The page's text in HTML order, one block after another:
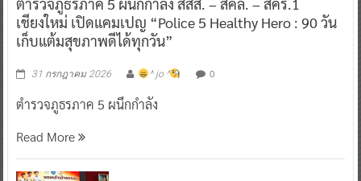
เชียงใหม่ เปิดแคมเปญ “Police 5 Healthy Hero : 90 วัน
เก็บแต้มสุขภาพดีได้ทุกวัน”
31 กรกฎาคม 2026 ^ jo ^ 0
ตำรวจภูธรภาค 5 ผนึกกำลัง
Read More